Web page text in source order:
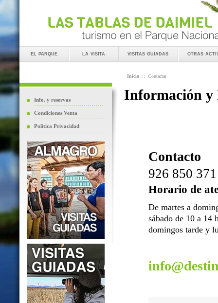
el parque la visita visitas guiadas otras
Info. y reservas
Condiciones Venta
Política Privacidad
Inicio :: Contactar
Información y
Contacto
926 850 371
Horario de
De martes a
sábado de 10 a 14
domingos tarde y